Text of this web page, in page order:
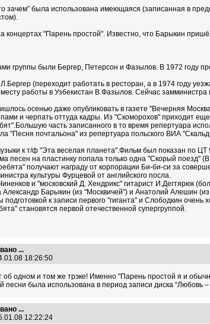
зачем” была использована имеющаяся (записанная в
концертах "Парень простой". Известно, что Барыкин
группы были Бергер, Петерсон и Фазылов. В 1972 году
(переходит работать в ресторан, а в 1974 году
работы в Узбекистан В.Фазылов. Сейчас замминистра
осенью даже опубликовать в газете "Вечерняя
и черпать оттуда кадры. Из "Скоморохов" приходит
часть записанного в то время репертуара
"Песня почтальона" из репертуара польского ВИА
к т/ф "Эта веселая планета".Фильм был показан по
песен на пластинку попала только одна "Скорый поезд"
получают награду от корпорации Би-би-си за
культуры Фурцевой от английского посла.
и "московский Д. Хендрикс" гитарист И.Дегтярюк
Барыкин (из "Москвичей") и Анатолий Алешин
к записи первого "гиганта" и Слободкин очень
становятся первой отечественной супергруппой.
...
18:26:50
об одном и том же трэке! Именно "Парень простой я и
песни была использована в период записи диска
...
12:22:24